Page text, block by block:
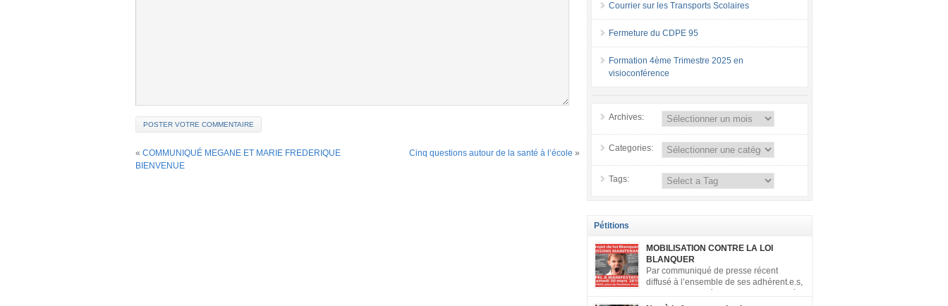
« COMMUNIQUÉ MEGANE ET MARIE FREDERIQUE
BIENVENUE
Cinq questions autour de la santé à l’école »
Courrier sur les Transports Scolaires
Fermeture du CDPE 95
Formation 4ème Trimestre 2025 en
visioconférence
Archives:
Categories:
Tags:
Pétitions
MOBILISATION CONTRE LA LOI
BLANQUER
Par communiqué de presse récent
diffusé à l’ensemble de ses adhérent.e.s,